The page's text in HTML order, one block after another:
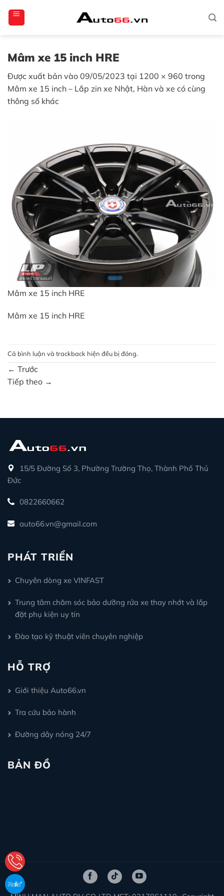
qua
Mâm xe 15 inch HRE
Được xuất bản vào 09/05/2023 tại 1200 × 960 trong
Mâm xe 15 inch – Lắp zin xe Nhật, Hàn và xe có cùng
thông số khác
Mâm xe 15 inch HRE
Mâm xe 15 inch HRE
Cả bình luận và trackback hiện đều bị đóng.
← Trước
Tiếp theo →
15/5 Đường Số 3, Phường Trường Thọ, Thành Phố Thủ
Đức
0822660662
auto66.vn@gmail.com
PHÁT TRIỂN
Chuyên dòng xe VINFAST
Trung tâm chăm sóc bảo dưỡng rửa xe thay nhớt và lắp
đặt phụ kiện uy tín
Đào tạo kỹ thuật viên chuyên nghiệp
HỖ TRỢ
Giới thiệu Auto66.vn
Tra cứu bảo hành
Đường dây nóng 24/7
BẢN ĐỒ